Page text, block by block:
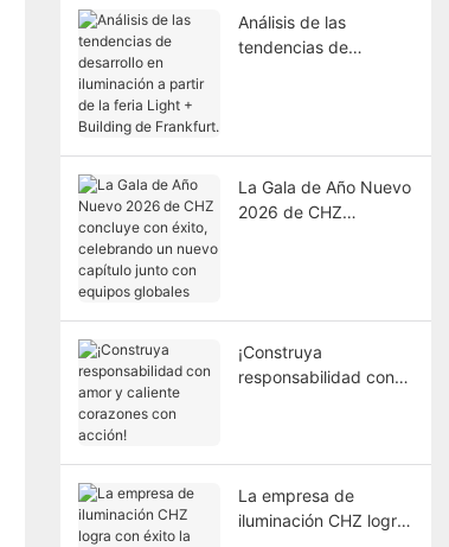
Análisis de las
tendencias de
La Gala de Año Nuevo
2026 de CHZ
¡Construya
responsabilidad con
La empresa de
iluminación CHZ logra